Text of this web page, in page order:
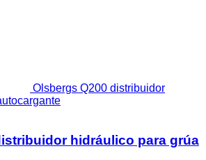
Olsbergs Q200 distribuidor
hidráulico para grúa